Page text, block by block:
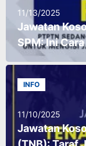
11/13/2025
Jawatan
SPM: Ini
INFO
11/10/2025
Jawatan